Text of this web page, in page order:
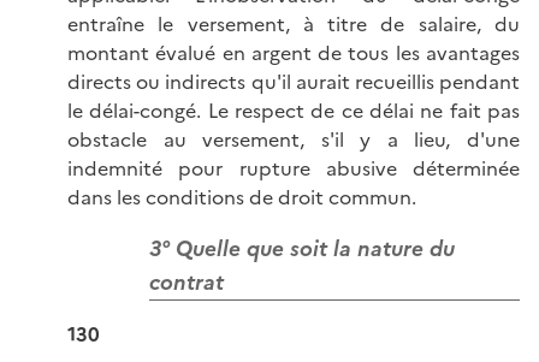
entraîne le versement, à titre de salaire, du
montant évalué en argent de tous les avantages
directs ou indirects qu'il aurait recueillis pendant
le délai-congé. Le respect de ce délai ne fait pas
obstacle au versement, s'il y a lieu, d'une
indemnité pour rupture abusive déterminée
dans les conditions de droit commun.
3° Quelle que soit la nature du
contrat
130